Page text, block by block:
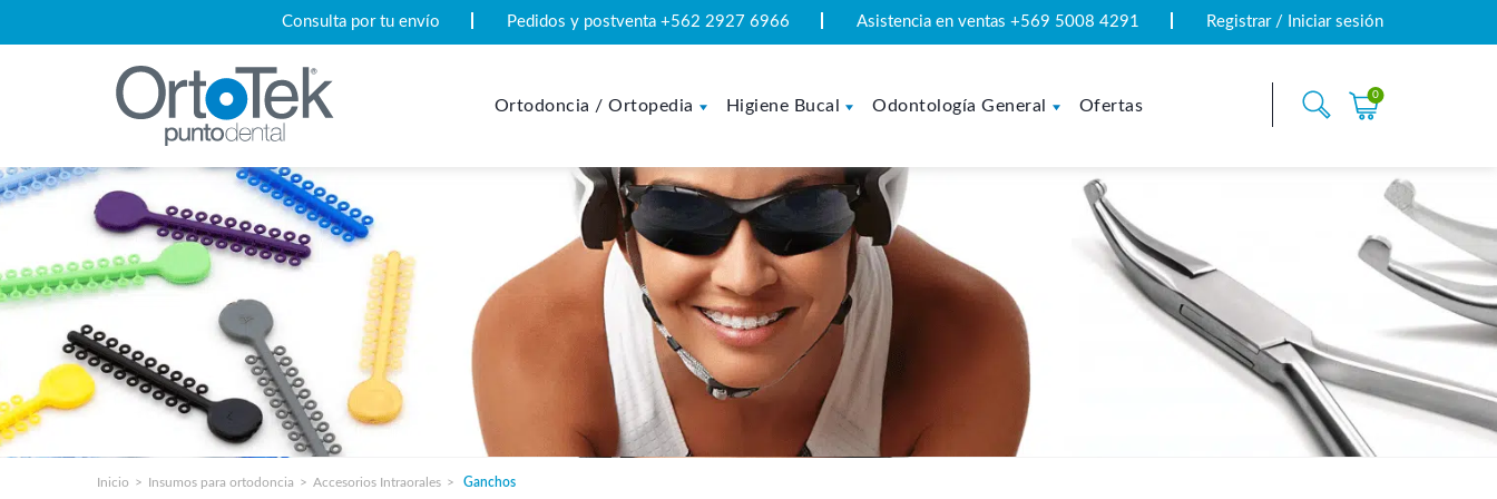
Consulta por tu envío Pedidos y postventa +562 2927 6966 Asistencia en ventas +569 5008 4291 Registrar / Iniciar sesión
Ortodoncia / Ortopedia Higiene Bucal Odontología General Ofertas
0
Inicio Insumos para ortodoncia Accesorios Intraorales Ganchos